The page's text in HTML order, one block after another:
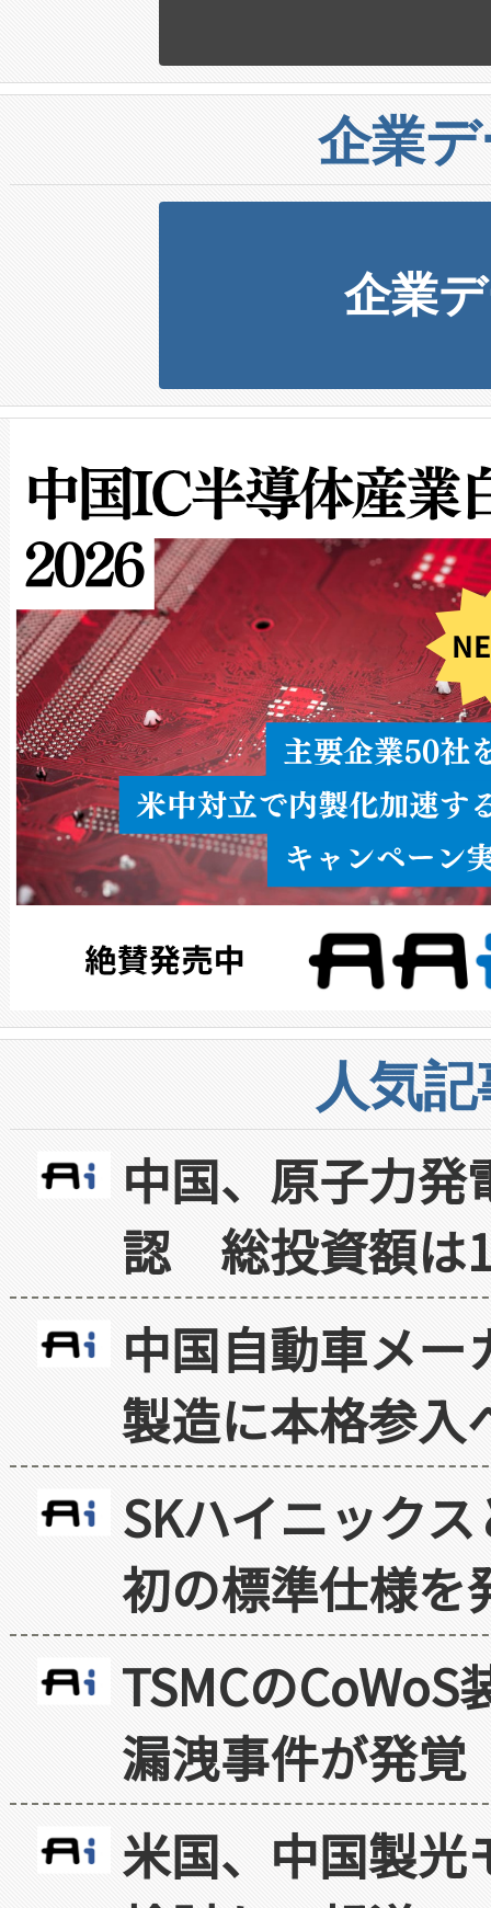
企業
企業
人気
中国、原子力
認 総投資額は
中国自動車メ
製造に本格参入
SKハイニック
初の標準仕様を
TSMCの
漏洩事件が発覚
米国、中国製光